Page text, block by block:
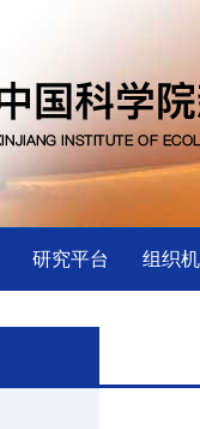
研究平台 组织